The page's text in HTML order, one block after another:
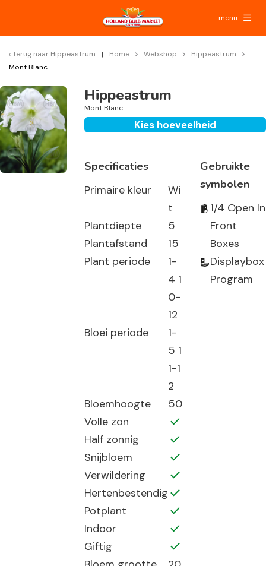
menu
Terug naar Hippeastrum Home Webshop
Hippeastrum
Mont Blanc
Hippeastrum
Mont Blanc
Kies hoeveelheid
Specificaties
Primaire kleur
Wi
t
Plantdiepte
5
Plantafstand
15
Plant periode
1-
4 1
0-
12
Bloei periode
1-
5 1
1-1
2
Bloemhoogte
50
Volle zon
Half zonnig
Snijbloem
Verwildering
Hertenbestendig
Potplant
Indoor
Giftig
Gebruikte
symbolen
1/4 Open In
Front
Boxes
Displaybox
Program